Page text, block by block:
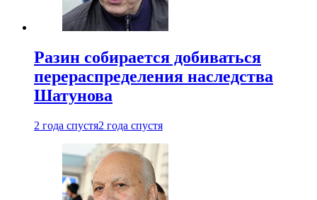
Разин собирается добиваться
перераспределения наследства
Шатунова
2 года спустя2 года спустя